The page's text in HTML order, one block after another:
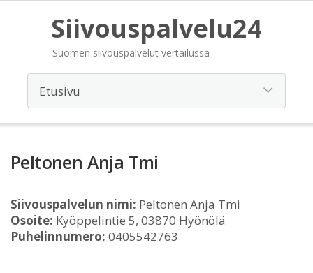
Siivouspalvelu24
Suomen siivouspalvelut vertailussa
Peltonen Anja Tmi
Siivouspalvelun nimi: Peltonen Anja Tmi
Osoite: Kyöppelintie 5, 03870 Hyönölä
Puhelinnumero: 0405542763